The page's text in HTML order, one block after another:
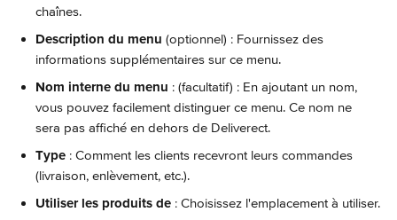
chaînes.
Description du menu (optionnel) : Fournissez des
informations supplémentaires sur ce menu.
Nom interne du menu : (facultatif) : En ajoutant un nom,
vous pouvez facilement distinguer ce menu. Ce nom ne
sera pas affiché en dehors de Deliverect.
Type : Comment les clients recevront leurs commandes
(livraison, enlèvement, etc.).
Utiliser les produits de : Choisissez l'emplacement à utiliser.